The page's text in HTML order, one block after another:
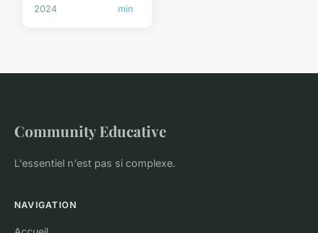
2024
min
Community Educative
L'essentiel n'est pas si complexe.
NAVIGATION